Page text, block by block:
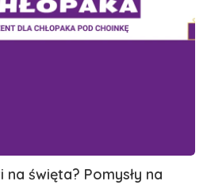
na święta? Pomysły na